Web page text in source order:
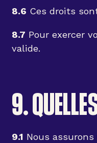
8.6 Ces droits
8.7 Pour exercer
valide.
9.
9.1 Nous